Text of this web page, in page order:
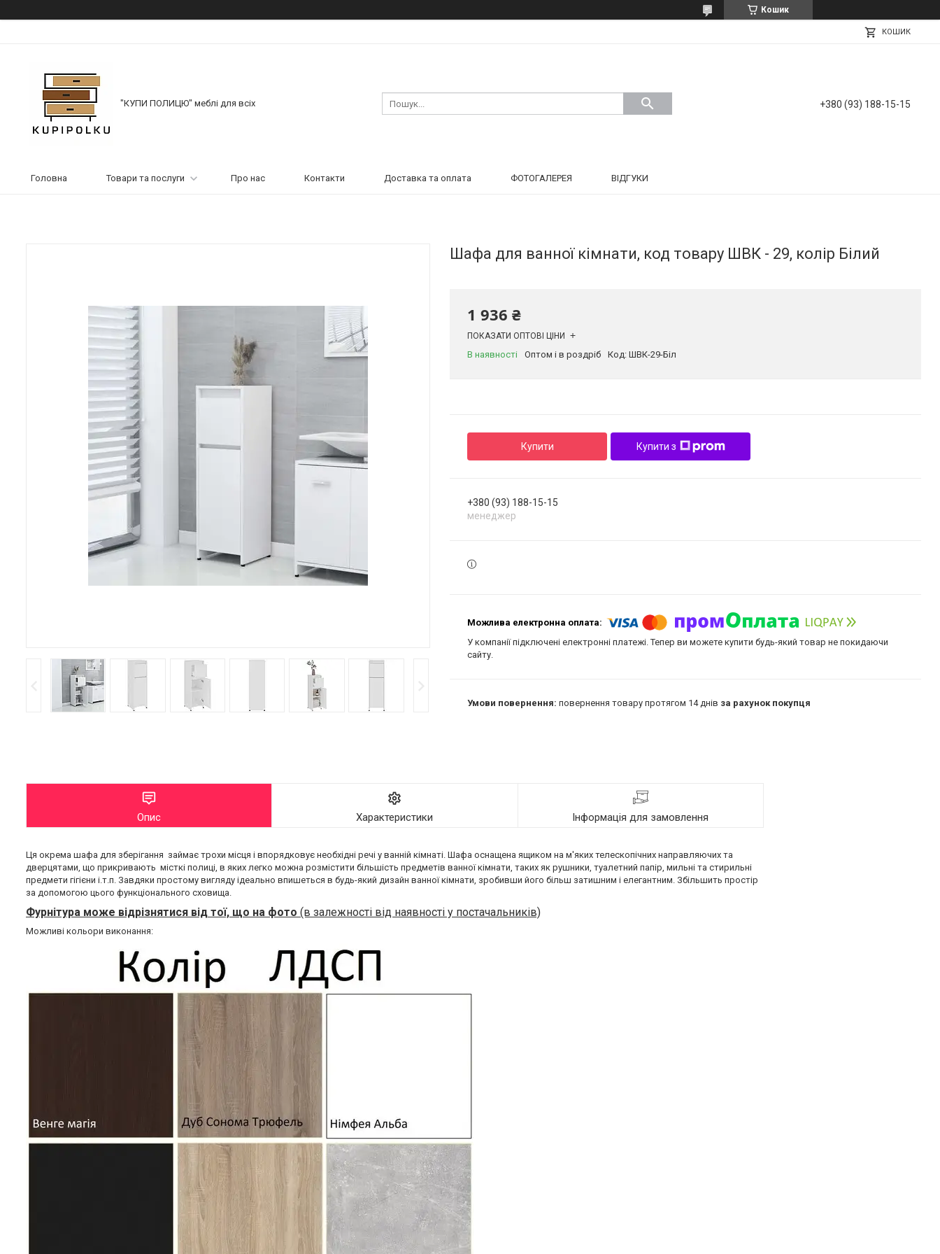
Кошик
КОШИК
"КУПИ ПОЛИЦЮ" меблі для всіх +380 (93) 188-15-15
Головна Товари та послуги Про нас Контакти Доставка та оплата ФОТОГАЛЕРЕЯ ВІДГУКИ
Шафа для ванної кімнати, код товару ШВК - 29, колір Білий
1 936 ₴
ПОКАЗАТИ ОПТОВІ ЦІНИ
В наявності Оптом і в роздріб Код: ШВК-29-Біл
Купити Купити з
+380 (93) 188-15-15
менеджер
У компанії підключені електронні платежі. Тепер ви можете купити будь-який товар не покидаючи
сайту.
повернення товару протягом 14 днів за рахунок покупця
Опис Характеристики Інформація для замовлення
Ця окрема шафа для зберігання займає трохи місця і впорядковує необхідні речі у ванній кімнаті. Шафа оснащена ящиком на м'яких телескопічних направляючих та
дверцятами, що прикривають місткі полиці, в яких легко можна розмістити більшість предметів ванної кімнати, таких як рушники, туалетний папір, мильні та стирильні
предмети гігієни і.т.п. Завдяки простому вигляду ідеально впишеться в будь-який дизайн ванної кімнати, зробивши його більш затишним і елегантним. Збільшить простір
за допомогою цього функціонального сховища.
Фурнітура може відрізнятися від тої, що на фото (в залежності від наявності у постачальників)
Можливі кольори виконання: